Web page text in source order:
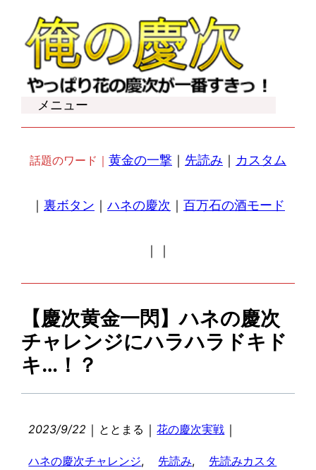
メニュー
話題のワード｜ 黄金の一撃 ｜ 先読み ｜ カスタム
｜ 裏ボタン ｜ ハネの慶次 ｜ 百万石の酒モード
｜ ｜
【慶次黄金一閃】ハネの慶次
チャレンジにハラハラドキド
キ…！？
2023/9/22 ｜ ととまる ｜花の慶次実戦 ｜
ハネの慶次チャレンジ, 先読み,
先読みカスタ